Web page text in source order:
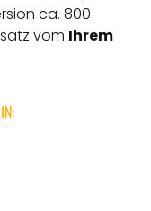
ca. 800
vom Ihrem